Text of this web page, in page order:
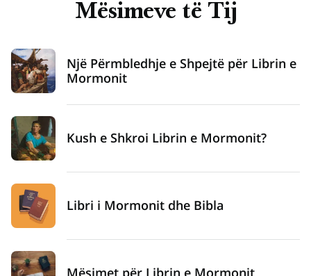
Mësimeve të Tij
Një Përmbledhje e Shpejtë për Librin e
Mormonit
Kush e Shkroi Librin e Mormonit?
Libri i Mormonit dhe Bibla